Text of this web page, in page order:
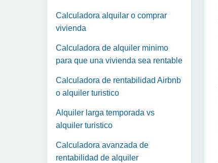
Calculadora alquilar o comprar
vivienda
Calculadora de alquiler minimo
para que una vivienda sea rentable
Calculadora de rentabilidad Airbnb
o alquiler turistico
Alquiler larga temporada vs
alquiler turistico
Calculadora avanzada de
rentabilidad de alquiler